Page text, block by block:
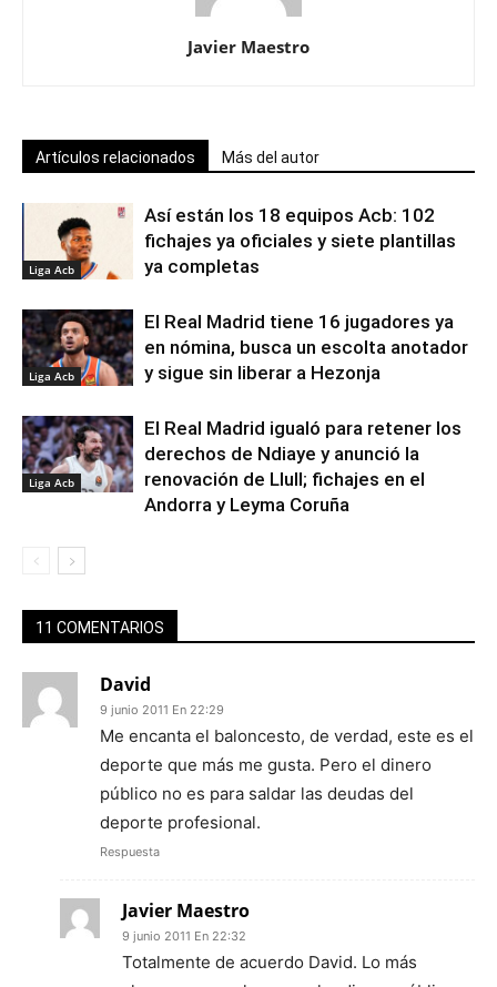
Javier Maestro
Artículos relacionados Más del autor
Liga Acb
Así están los 18 equipos Acb: 102
fichajes ya oficiales y siete plantillas
ya completas
Liga Acb
El Real Madrid tiene 16 jugadores ya
en nómina, busca un escolta anotador
y sigue sin liberar a Hezonja
Liga Acb
El Real Madrid igualó para retener los
derechos de Ndiaye y anunció la
renovación de Llull; fichajes en el
Andorra y Leyma Coruña
11 COMENTARIOS
David
9 junio 2011 En 22:29
Me encanta el baloncesto, de verdad, este es el
deporte que más me gusta. Pero el dinero
público no es para saldar las deudas del
deporte profesional.
Respuesta
Javier Maestro
9 junio 2011 En 22:32
Totalmente de acuerdo David. Lo más